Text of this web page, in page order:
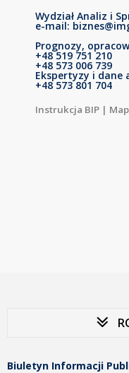
Wydział Analiz i
e-mail:
Prognozy,
+48 519 751 210
+48 573 006 739
Ekspertyzy i dane
+48 573 801 704
Instrukcja BIP |
Biuletyn Informacji